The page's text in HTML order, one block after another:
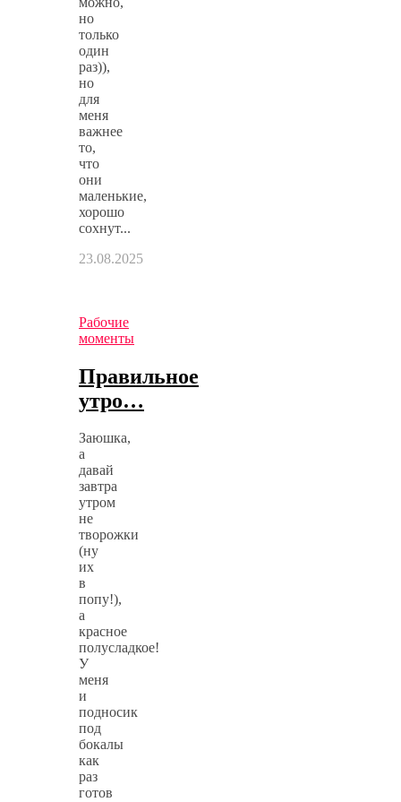
но
только
один
раз)),
но
для
меня
важнее
то,
что
они
маленькие,
хорошо
сохнут...
23.08.2025
Рабочие
моменты
Правильное
утро…
Заюшка,
а
давай
завтра
утром
не
творожки
(ну
их
в
попу!),
а
красное
полусладкое!
У
меня
и
подносик
под
бокалы
как
раз
готов